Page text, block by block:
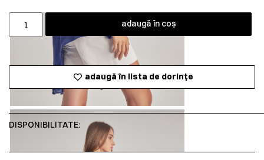
adaugă în coș
adaugă în lista de dorințe
DISPONIBILITATE: